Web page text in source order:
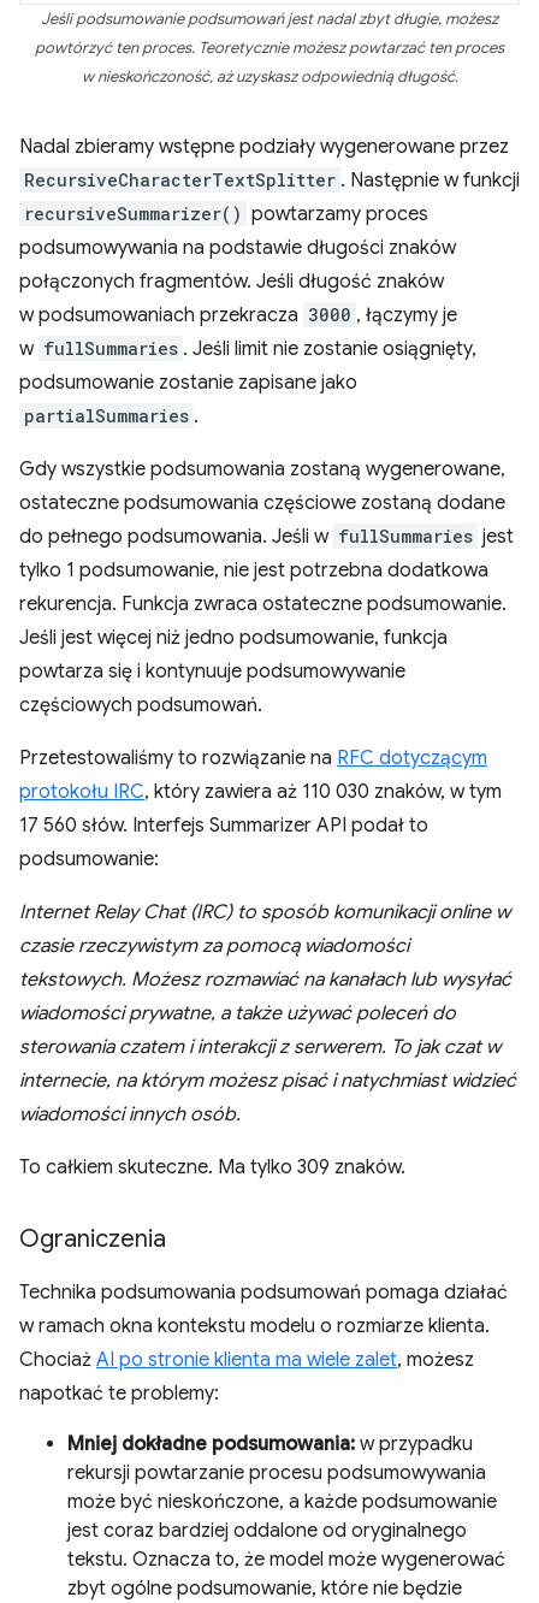
Jeśli podsumowanie podsumowań jest nadal zbyt długie, możesz
powtórzyć ten proces. Teoretycznie możesz powtarzać ten proces
w nieskończoność, aż uzyskasz odpowiednią długość.
Nadal zbieramy wstępne podziały wygenerowane przez
RecursiveCharacterTextSplitter . Następnie w funkcji
recursiveSummarizer() powtarzamy proces
podsumowywania na podstawie długości znaków
połączonych fragmentów. Jeśli długość znaków
w podsumowaniach przekracza 3000 , łączymy je
w fullSummaries . Jeśli limit nie zostanie osiągnięty,
podsumowanie zostanie zapisane jako
partialSummaries .
Gdy wszystkie podsumowania zostaną wygenerowane,
ostateczne podsumowania częściowe zostaną dodane
do pełnego podsumowania. Jeśli w fullSummaries jest
tylko 1 podsumowanie, nie jest potrzebna dodatkowa
rekurencja. Funkcja zwraca ostateczne podsumowanie.
Jeśli jest więcej niż jedno podsumowanie, funkcja
powtarza się i kontynuuje podsumowywanie
częściowych podsumowań.
Przetestowaliśmy to rozwiązanie na RFC dotyczącym
protokołu IRC, który zawiera aż 110 030 znaków, w tym
17 560 słów. Interfejs Summarizer API podał to
podsumowanie:
Internet Relay Chat (IRC) to sposób komunikacji online w
czasie rzeczywistym za pomocą wiadomości
tekstowych. Możesz rozmawiać na kanałach lub wysyłać
wiadomości prywatne, a także używać poleceń do
sterowania czatem i interakcji z serwerem. To jak czat w
internecie, na którym możesz pisać i natychmiast widzieć
wiadomości innych osób.
To całkiem skuteczne. Ma tylko 309 znaków.
Ograniczenia
Technika podsumowania podsumowań pomaga działać
w ramach okna kontekstu modelu o rozmiarze klienta.
Chociaż AI po stronie klienta ma wiele zalet, możesz
napotkać te problemy:
Mniej dokładne podsumowania: w przypadku
rekursji powtarzanie procesu podsumowywania
może być nieskończone, a każde podsumowanie
jest coraz bardziej oddalone od oryginalnego
tekstu. Oznacza to, że model może wygenerować
zbyt ogólne podsumowanie, które nie będzie